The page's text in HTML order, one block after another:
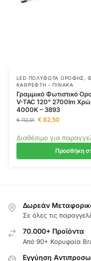
LED ΠΟΛΎΦΩΤΑ ΟΡΟΦΉΣ ,
ΚΑΘΡΈΦΤΗ - ΠΊΝΑΚΑ
Γραμμικό Φωτιστικό
V-TAC 120° 2700lm
4000K – 3893
€112,01 €82,50
Διαθέσιμο για
Προσθήκη
Δωρεάν
Σε όλες τις
70.000+ Προϊόντα
Από 90+ Κορυφαία
Εγγύηση